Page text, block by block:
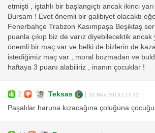
etmişti , iştahlı bir başlangıçtı ancak ikinci yarı
Bursam ! Evet önemli bir galibiyet olacaktı
Fenerbahçe Trabzon Kasımpaşa Beşiktaş
puanla çıkıp biz de varız diyebilecektik
önemli bir maç var ve belki de bizlerin de
istediğimiz maç var , moral bozmadan ve
haftaya 3 puanı alabiliriz , inanın çocuklar !
2 Teksas | 31 Mart 2013 | 17:31
Paşalılar haruna kızacağına çoluğuna